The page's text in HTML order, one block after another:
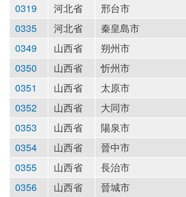
0319
河北省
邢台市
0335
河北省
秦皇島市
0349
山西省
朔州市
0350
山西省
忻州市
0351
山西省
太原市
0352
山西省
大同市
0353
山西省
陽泉市
0354
山西省
晉中市
0355
山西省
長治市
0356
山西省
晉城市